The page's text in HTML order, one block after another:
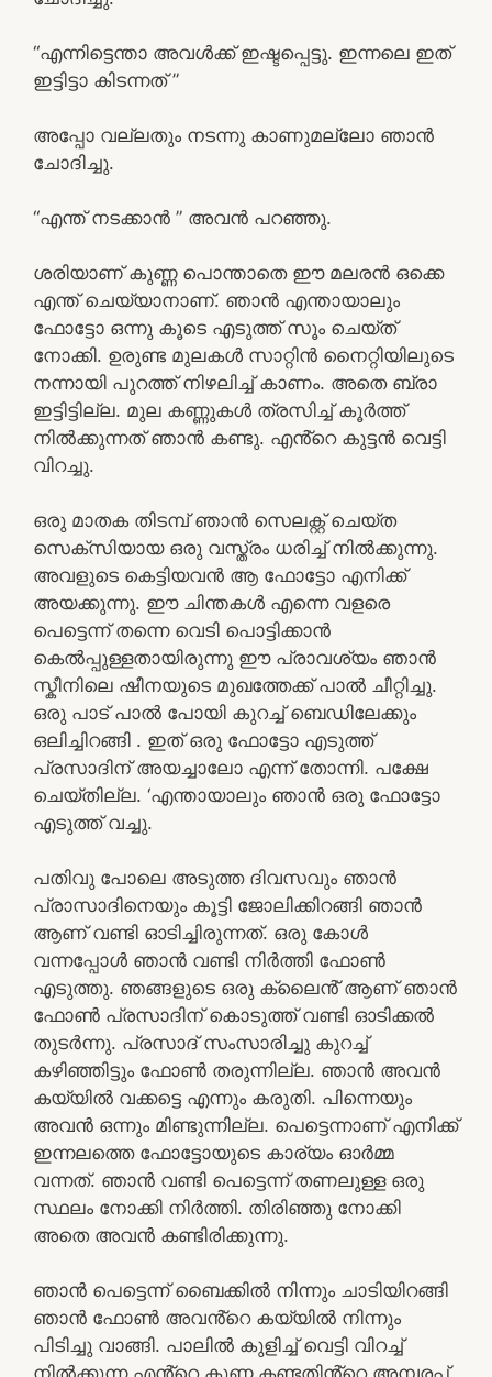
“എന്നിട്ടെന്താ അവൾക്ക് ഇഷ്ടപ്പെട്ടു. ഇന്നലെ ഇത്
ഇട്ടിട്ടാ കിടന്നത് ”
അപ്പോ വല്ലതും നടന്നു കാണുമല്ലോ ഞാൻ
ചോദിച്ചു.
“എന്ത് നടക്കാൻ ” അവൻ പറഞ്ഞു.
ശരിയാണ് കുണ്ണ പൊന്താതെ ഈ മലരൻ ഒക്കെ
എന്ത് ചെയ്യാനാണ്. ഞാൻ എന്തായാലും
ഫോട്ടോ ഒന്നു കൂടെ എടുത്ത് സൂം ചെയ്ത്
നോക്കി. ഉരുണ്ട മുലകൾ സാറ്റിൻ നൈറ്റിയിലുടെ
നന്നായി പുറത്ത് നിഴലിച്ച് കാണം. അതെ ബ്രാ
ഇട്ടിട്ടില്ല. മുല കണ്ണുകൾ ത്രസിച്ച് കൂർത്ത്
നിൽക്കുന്നത് ഞാൻ കണ്ടു. എൻ്റെ കുട്ടൻ വെട്ടി
വിറച്ചു.
ഒരു മാതക തിടമ്പ് ഞാൻ സെലക്റ്റ് ചെയ്ത
സെക്സിയായ ഒരു വസ്ത്രം ധരിച്ച് നിൽക്കുന്നു.
അവളുടെ കെട്ടിയവൻ ആ ഫോട്ടോ എനിക്ക്
അയക്കുന്നു. ഈ ചിന്തകൾ എന്നെ വളരെ
പെട്ടെന്ന് തന്നെ വെടി പൊട്ടിക്കാൻ
കെൽപ്പുള്ളതായിരുന്നു ഈ പ്രാവശ്യം ഞാൻ
സ്കീനിലെ ഷീനയുടെ മുഖത്തേക്ക് പാൽ ചീറ്റിച്ചു.
ഒരു പാട് പാൽ പോയി കുറച്ച് ബെഡിലേക്കും
ഒലിച്ചിറങ്ങി . ഇത് ഒരു ഫോട്ടോ എടുത്ത്
പ്രസാദിന് അയച്ചാലോ എന്ന് തോന്നി. പക്ഷേ
ചെയ്തില്ല. ‘എന്തായാലും ഞാൻ ഒരു ഫോട്ടോ
എടുത്ത് വച്ചു.
പതിവു പോലെ അടുത്ത ദിവസവും ഞാൻ
പ്രാസാദിനെയും കൂട്ടി ജോലിക്കിറങ്ങി ഞാൻ
ആണ് വണ്ടി ഓടിച്ചിരുന്നത്. ഒരു കോൾ
വന്നപ്പോൾ ഞാൻ വണ്ടി നിർത്തി ഫോൺ
എടുത്തു. ഞങ്ങളുടെ ഒരു ക്ലൈൻ് ആണ് ഞാൻ
ഫോൺ പ്രസാദിന് കൊടുത്ത് വണ്ടി ഓടിക്കൽ
തുടർന്നു. പ്രസാദ് സംസാരിച്ചു കുറച്ച്
കഴിഞ്ഞിട്ടും ഫോൺ തരുന്നില്ല. ഞാൻ അവൻ
കയ്യിൽ വക്കട്ടെ എന്നും കരുതി. പിന്നെയും
അവൻ ഒന്നും മിണ്ടുന്നില്ല. പെട്ടെന്നാണ് എനിക്ക്
ഇന്നലത്തെ ഫോട്ടോയുടെ കാര്യം ഓർമ്മ
വന്നത്. ഞാൻ വണ്ടി പെട്ടെന്ന് തണലുള്ള ഒരു
സ്ഥലം നോക്കി നിർത്തി. തിരിഞ്ഞു നോക്കി
അതെ അവൻ കണ്ടിരിക്കുന്നു.
ഞാൻ പെട്ടെന്ന് ബൈക്കിൽ നിന്നും ചാടിയിറങ്ങി
ഞാൻ ഫോൺ അവൻ്റെ കയ്യിൽ നിന്നും
പിടിച്ചു വാങ്ങി. പാലിൽ കുളിച്ച് വെട്ടി വിറച്ച്
നിൽക്കുന്ന എൻ്റെ കുണ്ണ കണ്ടതിൻ്റെ അമ്പരപ്പ്